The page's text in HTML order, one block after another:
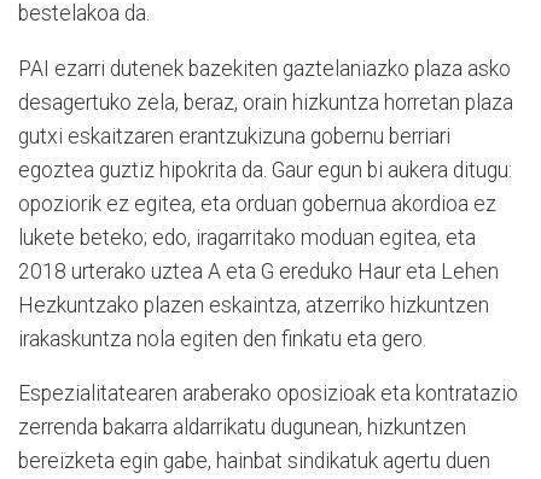
bestelakoa da.
PAI ezarri dutenek bazekiten gaztelaniazko plaza asko
desagertuko zela, beraz, orain hizkuntza horretan plaza
gutxi eskaitzaren erantzukizuna gobernu berriari
egoztea guztiz hipokrita da. Gaur egun bi aukera ditugu:
opoziorik ez egitea, eta orduan gobernua akordioa ez
lukete beteko; edo, iragarritako moduan egitea, eta
2018 urterako uztea A eta G ereduko Haur eta Lehen
Hezkuntzako plazen eskaintza, atzerriko hizkuntzen
irakaskuntza nola egiten den finkatu eta gero.
Espezialitatearen araberako oposizioak eta kontratazio
zerrenda bakarra aldarrikatu dugunean, hizkuntzen
bereizketa egin gabe, hainbat sindikatuk agertu duen